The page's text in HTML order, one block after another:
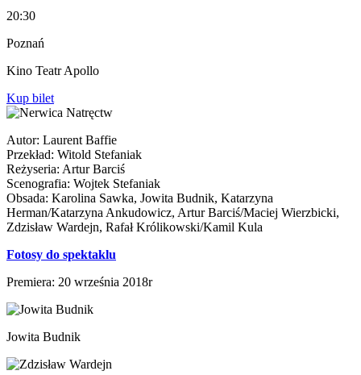
20:30
Poznań
Kino Teatr Apollo
Kup bilet
Autor: Laurent Baffie
Przekład: Witold Stefaniak
Reżyseria: Artur Barciś
Scenografia: Wojtek Stefaniak
Obsada: Karolina Sawka, Jowita Budnik, Katarzyna
Herman/Katarzyna Ankudowicz, Artur Barciś/Maciej Wierzbicki,
Zdzisław Wardejn, Rafał Królikowski/Kamil Kula
Fotosy do spektaklu
Premiera: 20 września 2018r
Jowita Budnik